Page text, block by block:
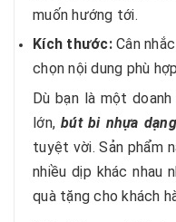
muốn hướng tới.
Kích thước:Cân
chọn nội dung phù
Dù bạn là một
lớn,bút bi nhựa
tuyệt vời. Sản phẩm
nhiều dịp khác nhau
quà tặng cho khách